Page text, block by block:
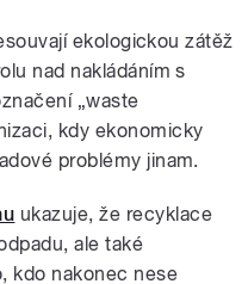
ekologickou zátěž
nad nakládáním s
„waste
kdy ekonomicky
problémy jinam.
ukazuje, že recyklace
ale také
kdo nakonec nese